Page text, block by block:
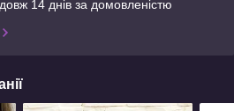
14 днів за домовленістю